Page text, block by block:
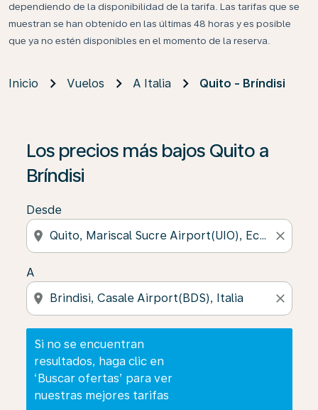
dependiendo de la disponibilidad de la tarifa. Las tarifas que se
muestran se han obtenido en las últimas 48 horas y es posible
que ya no estén disponibles en el momento de la reserva.
Inicio Vuelos A Italia Quito - Bríndisi
Los precios más bajos Quito a
Bríndisi
Desde
location_on close
A
location_on close
Si no se encuentran
resultados, haga clic en
‘Buscar ofertas’ para ver
nuestras mejores tarifas
Si no se encuentran resultados, haga clic en ‘Buscar